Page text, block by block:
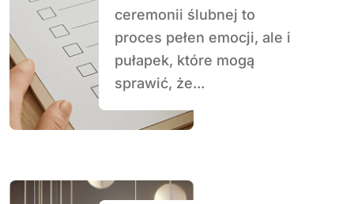
ceremonii ślubnej to
proces pełen emocji, ale i
pułapek, które mogą
sprawić, że...